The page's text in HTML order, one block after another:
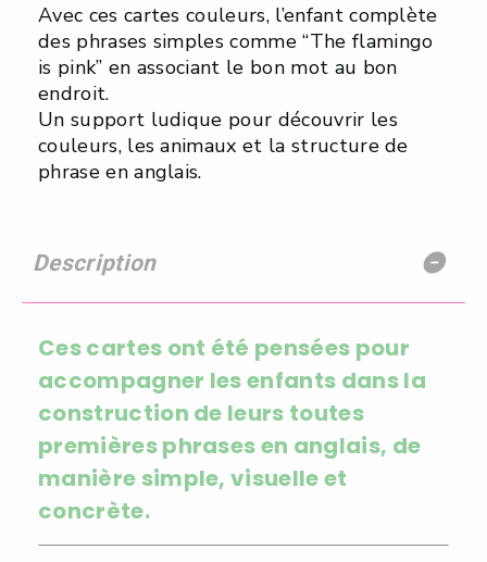
Avec ces cartes couleurs, l’enfant complète
des phrases simples comme “The flamingo
is pink” en associant le bon mot au bon
endroit.
Un support ludique pour découvrir les
couleurs, les animaux et la structure de
phrase en anglais.
Description
Ces cartes ont été pensées pour
accompagner les enfants dans la
construction de leurs toutes
premières phrases en anglais, de
manière simple, visuelle et
concrète.